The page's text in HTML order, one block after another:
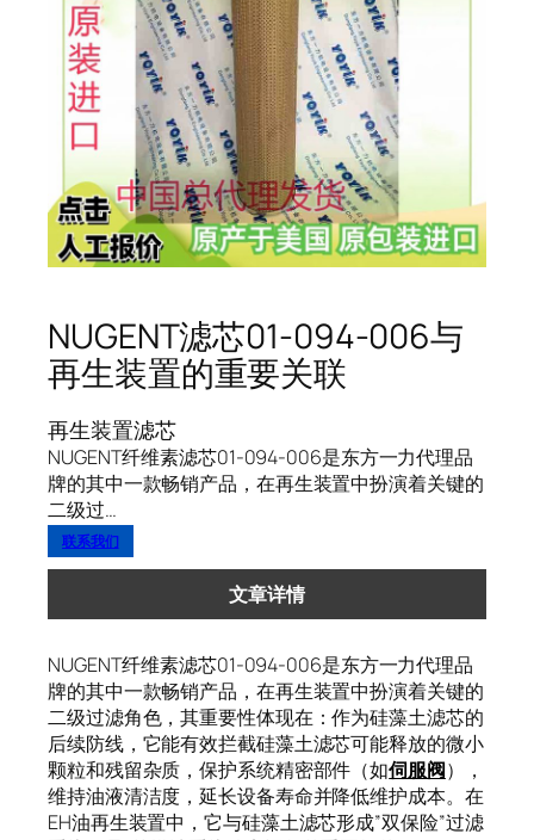
NUGENT滤芯01-094-006与
再生装置的重要关联
再生装置滤芯
NUGENT纤维素滤芯01-094-006是东方一力代理品
牌的其中一款畅销产品，在再生装置中扮演着关键的
二级过…
联系我们
文章详情
NUGENT纤维素滤芯01-094-006是东方一力代理品
牌的其中一款畅销产品，在再生装置中扮演着关键的
二级过滤角色，其重要性体现在：作为硅藻土滤芯的
后续防线，它能有效拦截硅藻土滤芯可能释放的微小
颗粒和残留杂质，保护系统精密部件（如伺服阀），
维持油液清洁度，延长设备寿命并降低维护成本。在
EH油再生装置中，它与硅藻土滤芯形成”双保险”过滤